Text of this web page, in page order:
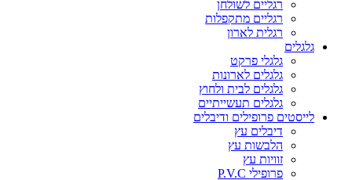
רגליים לשולחן
רגליים מתקפלות
רגלית לארון
גלגלים
גלגלי פרקט
גלגלים לארונות
גלגלים לבית ולחוץ
גלגלים תעשייתיים
לייסטים פרופילים ודיבלים
דיבלים עץ
הלבשות עץ
זוויות עץ
פרופילי P.V.C